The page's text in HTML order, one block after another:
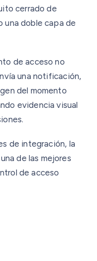
cerrado de
una doble capa de
de acceso no
una notificación,
del momento
evidencia visual
de integración, la
de las mejores
de acceso